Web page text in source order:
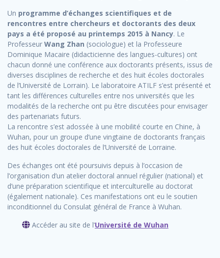
Un programme d’échanges scientifiques et de
rencontres entre chercheurs et doctorants des deux
pays a été proposé au printemps 2015 à Nancy. Le
Professeur Wang Zhan (sociologue) et la Professeure
Dominique Macaire (didacticienne des langues-cultures) ont
chacun donné une conférence aux doctorants présents, issus de
diverses disciplines de recherche et des huit écoles doctorales
de l’Université de Lorrain). Le laboratoire ATILF s’est présenté et
tant les différences culturelles entre nos universités que les
modalités de la recherche ont pu être discutées pour envisager
des partenariats futurs.
La rencontre s’est adossée à une mobilité courte en Chine, à
Wuhan, pour un groupe d’une vingtaine de doctorants français
des huit écoles doctorales de l’Université de Lorraine.
Des échanges ont été poursuivis depuis à l’occasion de
l’organisation d’un atelier doctoral annuel régulier (national) et
d’une préparation scientifique et interculturelle au doctorat
(également nationale). Ces manifestations ont eu le soutien
inconditionnel du Consulat général de France à Wuhan.
Accéder au site de l’Université de Wuhan